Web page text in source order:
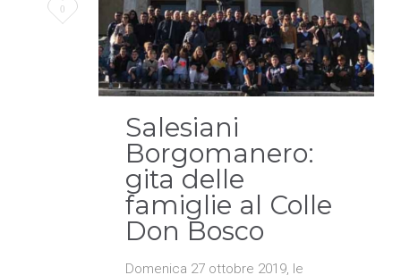
Love
0
Salesiani
Borgomanero:
gita delle
famiglie al Colle
Don Bosco
Domenica 27 ottobre 2019, le